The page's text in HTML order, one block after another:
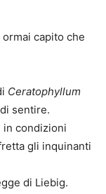
capito che
Ceratophyllum
sentire.
in condizioni
gli inquinanti
di Liebig.